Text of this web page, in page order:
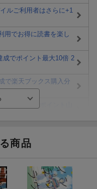
ルご利用者はさらに+1
用でお得に読書を楽し
成でポイント最大10倍 2
で楽天ブックス購入分
データSIM（3GB/月プ
商品